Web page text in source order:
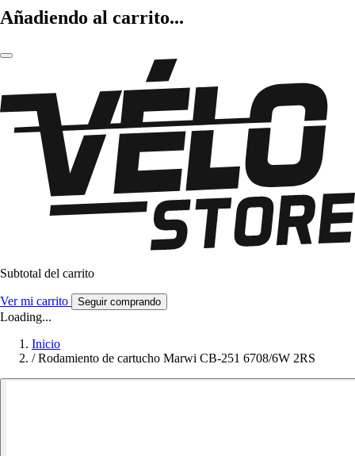
Añadiendo al carrito...
Subtotal del carrito
Ver mi carrito Seguir comprando
Loading...
Inicio
/ Rodamiento de cartucho Marwi CB-251 6708/6W 2RS